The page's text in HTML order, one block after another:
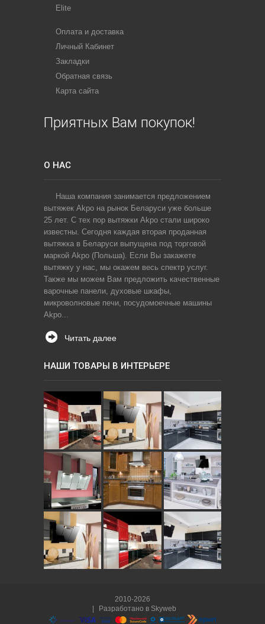
Elite
Оплата и доставка
Личный Кабинет
Закладки
Обратная связь
Карта сайта
Приятных Вам покупок!
О НАС
Наша компания занимается предложением
вытяжек Akpo на рынок Беларуси уже больше
25 лет. С тех пор вытяжки Akpo стали широко
известны. Сегодня каждая вторая проданная
вытяжка в Беларуси выпущена под торговой
маркой Akpo (Польша). Если Вы закажете
вытяжку у нас, мы окажем весь спектр услуг.
Также мы можем Вам предложить качественные
варочные панели, духовые шкафы,
микроволновые печи, посудомоечные машины
Akpo...
Читать далее
НАШИ ТОВАРЫ В ИНТЕРЬЕРЕ
2010-2026
Разработано в Skyweb